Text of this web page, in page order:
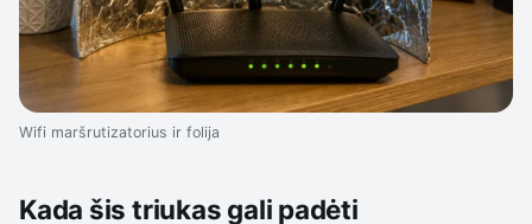
Wifi maršrutizatorius ir folija
Kada šis triukas gali padėti